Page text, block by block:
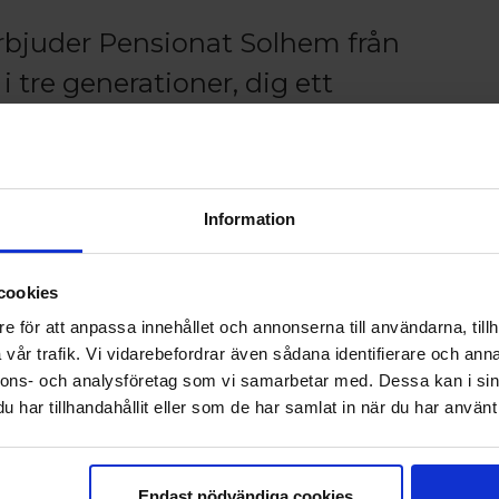
Information
för att anpassa innehållet och annonserna till användarna,
trafik. Vi vidarebefordrar även sådana identifierare och
och analysföretag som vi samarbetar med. Dessa kan i
har tillhandahållit eller som de har samlat in när du har
Pensionat Solhem från
i tre generationer, dig ett
i sjöfartsstaden
centrum.
som man får låna gratis. Beroende på väder
inne i sjöboden på kvällarna om man vill
hav eller när färjorna går förbi ute i
och den hemtrevliga matsalen. I
god frukost. Lunch, middag och kvällsmål för
senast samma dag kl. 11.00.